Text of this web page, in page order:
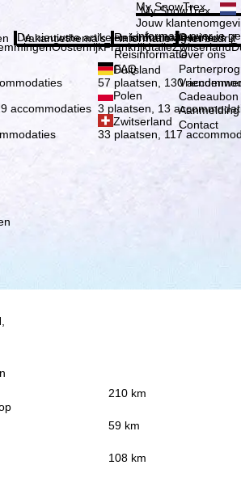
My SnowTrex
My SnowTrex
Jouw
informatie over je
OostenrijkFrankrijkItaliëZwitserland
Duitsland
57 plaatsen, 130
accommodaties
Polen
3 plaatsen, 13
Zwitserland
33 plaatsen, 117
Vakantiethema's
De nieuwste artikelen in ons magazine
Informatie
Reisinformatie
Reisinformatie
FAQ
Het bedrijf
Over ons
Over ons
Cadeaubon
Contact
210 km
59 km
108 km